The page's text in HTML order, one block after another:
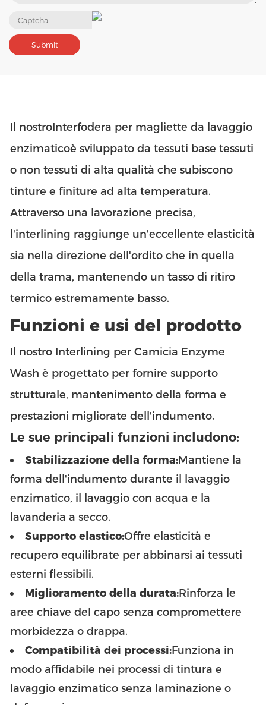
Il nostroInterfodera per magliette da lavaggio
enzimaticoè sviluppato da tessuti base tessuti
o non tessuti di alta qualità che subiscono
tinture e finiture ad alta temperatura.
Attraverso una lavorazione precisa,
l'interlining raggiunge un'eccellente elasticità
sia nella direzione dell'ordito che in quella
della trama, mantenendo un tasso di ritiro
termico estremamente basso.
Funzioni e usi del prodotto
Il nostro Interlining per Camicia Enzyme
Wash è progettato per fornire supporto
strutturale, mantenimento della forma e
prestazioni migliorate dell'indumento.
Le sue principali funzioni includono:
Stabilizzazione della forma:Mantiene la
forma dell'indumento durante il lavaggio
enzimatico, il lavaggio con acqua e la
lavanderia a secco.
Supporto elastico:Offre elasticità e
recupero equilibrate per abbinarsi ai tessuti
esterni flessibili.
Miglioramento della durata:Rinforza le
aree chiave del capo senza compromettere
morbidezza o drappa.
Compatibilità dei processi:Funziona in
modo affidabile nei processi di tintura e
lavaggio enzimatico senza laminazione o